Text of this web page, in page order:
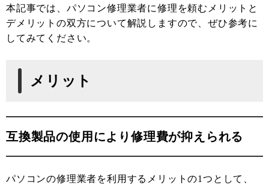
本記事では、パソコン修理業者に修理を頼むメリットと
デメリットの双方について解説しますので、ぜひ参考に
してみてください。
メリット
互換製品の使用により修理費が抑えられる
パソコンの修理業者を利用するメリットの1つとして、